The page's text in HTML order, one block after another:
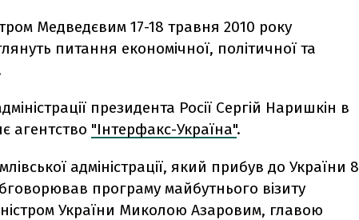
Медведєвим 17-18 травня 2010 року
питання економічної, політичної та
президента Росії Сергій Наришкін в
агентство "Інтерфакс-Україна".
адміністрації, який прибув до України 8
програму майбутнього візиту
України Миколою Азаровим, главою